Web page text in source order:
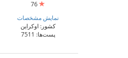
نمایش مشخصات
کشور: اوکراین
پست‌ها: 7511